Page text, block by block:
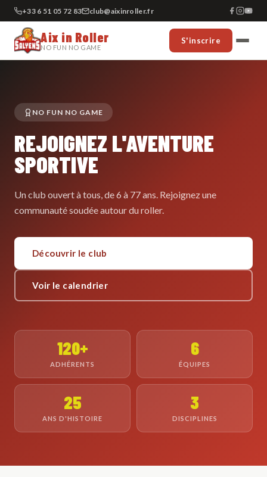
+33 6 51 05 72 83 club@aixinroller.fr
Aix in Roller
NO FUN NO GAME
S'inscrire
NO FUN NO GAME
REJOIGNEZ L'AVENTURE
SPORTIVE
Un club ouvert à tous, de 6 à 77 ans. Rejoignez une
communauté soudée autour du roller.
Découvrir le club
Voir le calendrier
120+
ADHÉRENTS
6
ÉQUIPES
25
ANS D'HISTOIRE
3
DISCIPLINES